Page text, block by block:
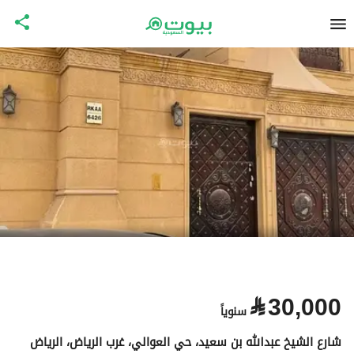
⃁30,000 سنوياً
شارع الشيخ عبدالله بن سعيد، حي العوالي، غرب الرياض، الرياض